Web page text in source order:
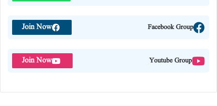
Facebook Group
Join Now
Youtube Group
Join Now